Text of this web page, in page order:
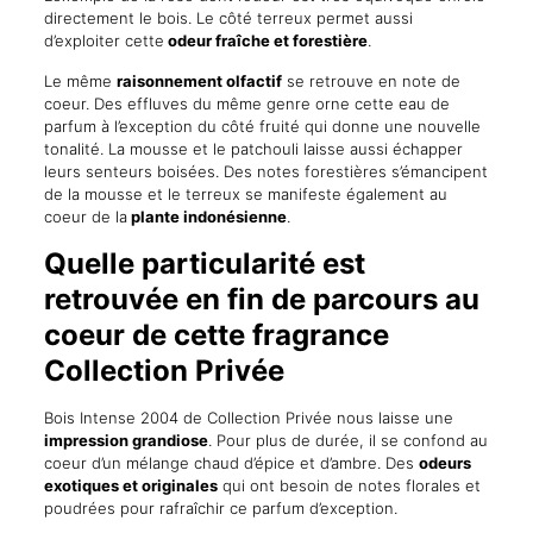
directement le bois. Le côté terreux permet aussi
d’exploiter cette odeur fraîche et forestière.
Le même raisonnement olfactifse retrouve en note de
coeur. Des effluves du même genre orne cette eau de
parfum à l’exception du côté fruité qui donne une nouvelle
tonalité. La mousse et le patchouli laisse aussi échapper
leurs senteurs boisées. Des notes forestières s’émancipent
de la mousse et le terreux se manifeste également au
coeur de laplante indonésienne.
Quelle particularité est
retrouvée en fin de parcours au
coeur de cette fragrance
Collection Privée
Bois Intense 2004 de Collection Privée nous laisse une
impression grandiose. Pour plus de durée, il se confond au
coeur d’un mélange chaud d’épice et d’ambre. Des odeurs
exotiques et originalesqui ont besoin de notes florales et
poudrées pour rafraîchir ce parfum d’exception.